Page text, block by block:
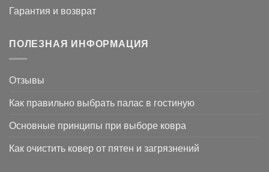
Гарантия и возврат
ПОЛЕЗНАЯ ИНФОРМАЦИЯ
Отзывы
Как правильно выбрать палас в гостиную
Основные принципы при выборе ковра
Как очистить ковер от пятен и загрязнений